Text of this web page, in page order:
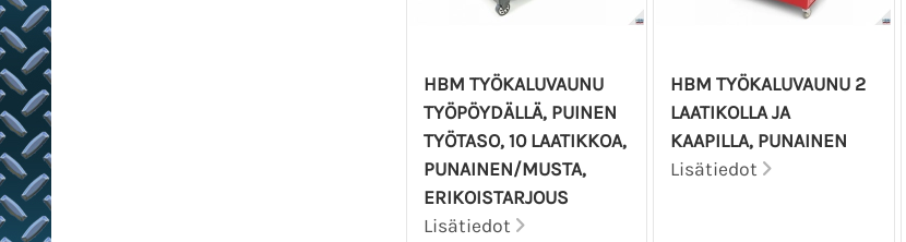
HBM TYÖKALUVAUNU
TYÖPÖYDÄLLÄ, PUINEN
TYÖTASO, 10 LAATIKKOA,
PUNAINEN/MUSTA,
ERIKOISTARJOUS
Lisätiedot
HBM TYÖKALUVAUNU 2
LAATIKOLLA JA
KAAPILLA, PUNAINEN
Lisätiedot